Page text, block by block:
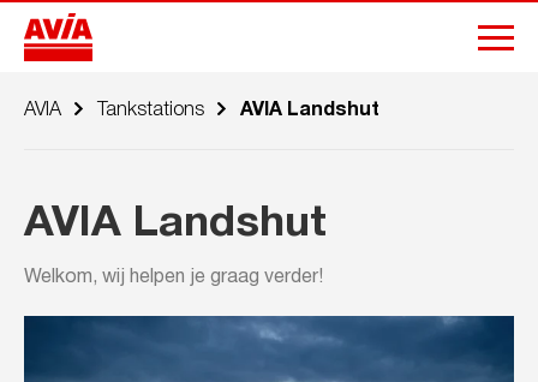
AVIA Tankstations AVIA Landshut
AVIA Landshut
Welkom, wij helpen je graag verder!